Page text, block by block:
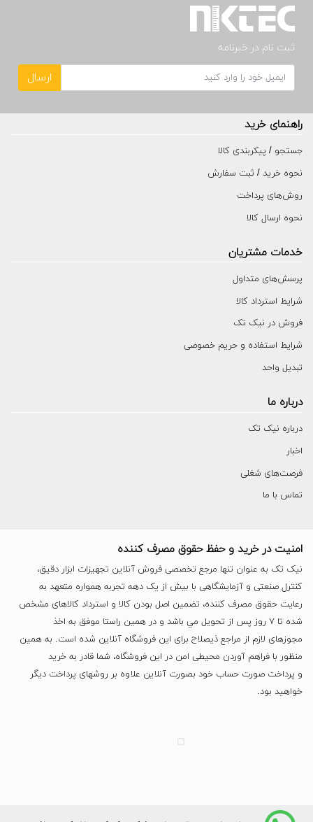
ثبت نام در خبرنامه
ارسال
راهنمای خرید
جستجو / پیکربندی کالا
نحوه خرید / ثبت سفارش
روش‌های پرداخت
نحوه ارسال کالا
خدمات مشتریان
پرسش‌های متداول
شرایط استرداد کالا
فروش در نیک تک
شرایط استفاده و حریم خصوصی
تبدیل واحد
درباره ما
درباره نیک تک
اخبار
فرصت‌های شغلی
تماس با ما
امنیت در خرید و حفظ حقوق مصرف کننده
نیک تک به عنوان تنها مرجع تخصصی فروش آنلاین تجهیزات ابزار دقیق،
کنترل صنعتی و آزمایشگاهی با بیش از یک دهه تجربه همواره متعهد به
رعایت حقوق مصرف کننده، تضمین اصل بودن کالا و استرداد کالاهای مشخص
شده تا ٧ روز پس از تحویل مي باشد و در همين راستا موفق به اخذ
مجوزهای لازم از مراجع ذیصلاح برای این فروشگاه آنلاین شده است. به همين
منظور با فراهم آوردن محیطی امن در این فروشگاه، شما قادر به خرید
و پرداخت صورت حساب خود بصورت آنلاین علاوه بر روشهای پرداخت دیگر
خواهید بود.